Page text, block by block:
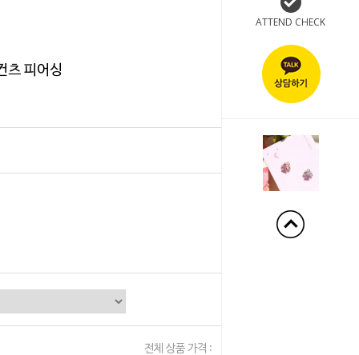
ATTEND CHECK
츠 피어싱
전체 상품 가격 :